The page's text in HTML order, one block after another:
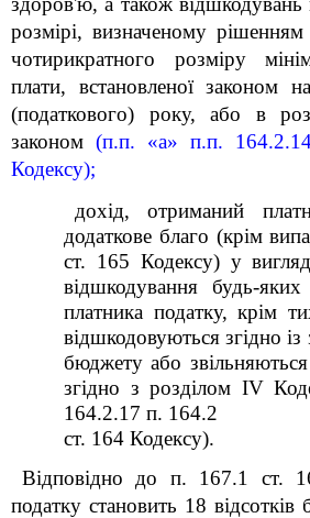
розмірі, визначеному
чотирикратного розміру
плати, встановленої законом
(податкового) року, або в
законом (п.п. «а» п.п.
Кодексу);
дохід, отриманий
додаткове благо (крім
ст. 165 Кодексу) у
відшкодування будь-
платника податку, крім
відшкодовуються згідно
бюджету або
згідно з розділом IV
164.2.17 п. 164.2
ст. 164 Кодексу).
Відповідно до п. 167.1 ст.
податку становить 18 відсотків